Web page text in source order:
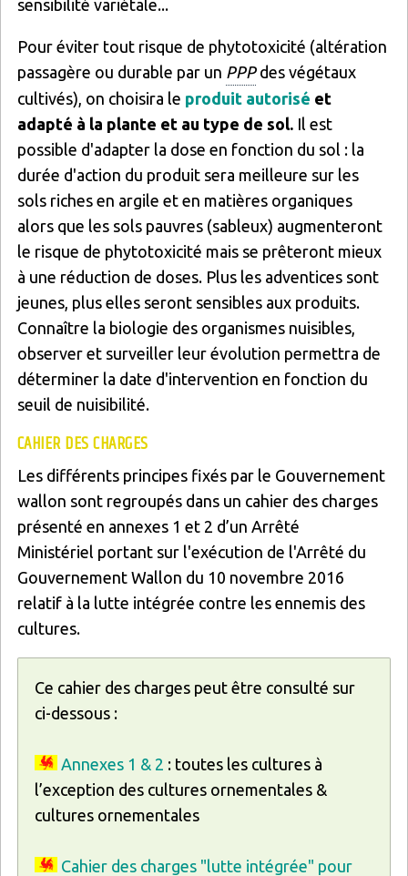
sensibilité variétale...
Pour éviter tout risque de phytotoxicité (altération
passagère ou durable par un PPPdes végétaux
cultivés), on choisira le produit autorisé et
adapté à la plante et au type de sol. Il est
possible d'adapter la dose en fonction du sol : la
durée d'action du produit sera meilleure sur les
sols riches en argile et en matières organiques
alors que les sols pauvres (sableux) augmenteront
le risque de phytotoxicité mais se prêteront mieux
à une réduction de doses. Plus les adventices sont
jeunes, plus elles seront sensibles aux produits.
Connaître la biologie des organismes nuisibles,
observer et surveiller leur évolution permettra de
déterminer la date d'intervention en fonction du
seuil de nuisibilité.
CAHIER DES CHARGES
Les différents principes fixés par le Gouvernement
wallon sont regroupés dans un cahier des charges
présenté en annexes 1 et 2 d’un Arrêté
Ministériel portant sur l'exécution de l'Arrêté du
Gouvernement Wallon du 10 novembre 2016
relatif à la lutte intégrée contre les ennemis des
cultures.
Ce cahier des charges peut être consulté sur
ci-dessous :
Annexes 1 & 2 : toutes les cultures à
l’exception des cultures ornementales &
cultures ornementales
Cahier des charges "lutte intégrée" pour